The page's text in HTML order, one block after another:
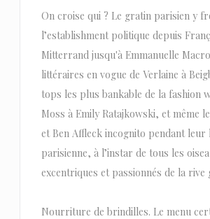
On croise qui ? Le gratin parisien y
l’establishment politique depuis
Mitterrand jusqu'à Emmanuelle
littéraires en vogue de Verlaine à
tops les plus bankable de la fashion
Moss à Emily Ratajkowski, et même
et Ben Affleck incognito pendant leur
parisienne, à l’instar de tous les
excentriques et passionnés de la rive
Nourriture de brindilles. Le menu